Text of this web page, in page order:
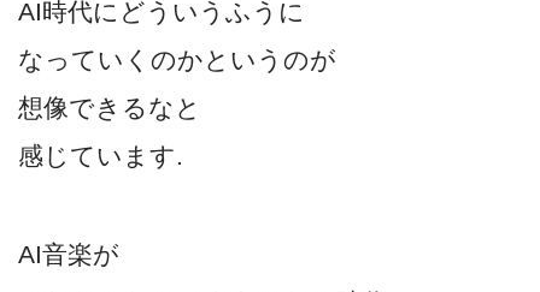
AI時代にどういうふうに
なっていくのかというのが
想像できるなと
感じています.
AI音楽が